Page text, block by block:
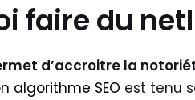
faire du
d’accroitre la
algorithme SEO est tenu